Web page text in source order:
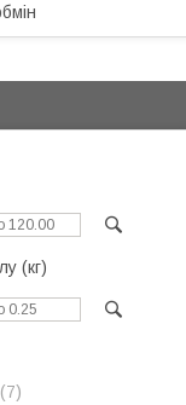
(кг)
7